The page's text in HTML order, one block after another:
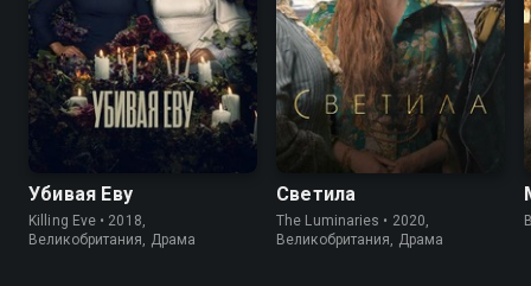
7.7 8.1
Убивая Еву
Killing Eve • 2018,
Великобритания, Драма
7.0 6.4
Светила
The Luminaries • 2020,
Великобритания, Драма